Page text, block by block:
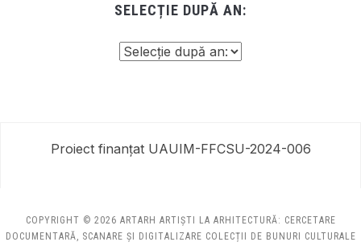
SELECȚIE DUPĂ AN:
Proiect finanțat UAUIM-FFCSU-2024-006
COPYRIGHT © 2026 ARTARH ARTIȘTI LA ARHITECTURĂ: CERCETARE
DOCUMENTARĂ, SCANARE ȘI DIGITALIZARE COLECȚII DE BUNURI CULTURALE